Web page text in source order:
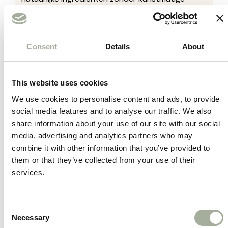
Consent Details About
This website uses cookies
We use cookies to personalise content and ads, to provide
social media features and to analyse our traffic. We also
share information about your use of our site with our social
media, advertising and analytics partners who may
combine it with other information that you’ve provided to
them or that they’ve collected from your use of their
services.
Selection
Necessary
toevoegingen, kleurstoffen of
Voedzame Beloning
: Deze traktatie levert
gezondheid en vitaliteit van jouw hond.
Ideaal voor Tussendoor
: Of het nu als beloning
is tijdens het trainen of gewoon als liefdevolle
traktatie, Boxby Chicken & Spinach is perfect
voor elk moment.
Knapperige Textuur
de stukjes draagt bij aan de tandverzorging en